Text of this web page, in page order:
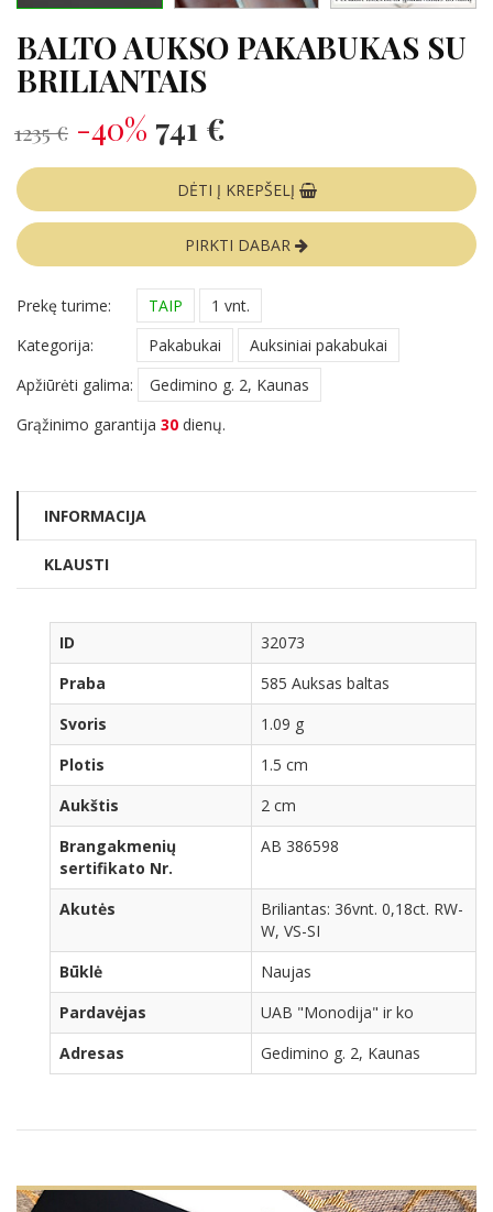
BALTO AUKSO PAKABUKAS SU
BRILIANTAIS
1235 € -40% 741 €
DĖTI Į KREPŠELĮ
PIRKTI DABAR
Prekę turime: TAIP
1 vnt.
Kategorija:
Pakabukai
Auksiniai pakabukai
Apžiūrėti galima:
Gedimino g. 2, Kaunas
Grąžinimo garantija 30 dienų.
INFORMACIJA
KLAUSTI
ID
32073
Praba
585 Auksas baltas
Svoris
1.09 g
Plotis
1.5 cm
Aukštis
2 cm
Brangakmenių
sertifikato Nr.
AB 386598
Akutės
Briliantas: 36vnt. 0,18ct. RW-
W, VS-SI
Būklė
Naujas
Pardavėjas
UAB "Monodija" ir ko
Adresas
Gedimino g. 2, Kaunas